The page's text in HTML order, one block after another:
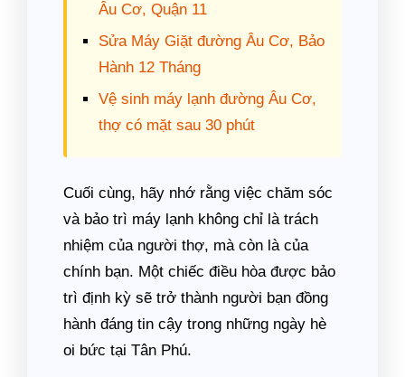
Âu Cơ, Quận 11
Sửa Máy Giặt đường Âu Cơ, Bảo
Hành 12 Tháng
Vệ sinh máy lạnh đường Âu Cơ,
thợ có mặt sau 30 phút
Cuối cùng, hãy nhớ rằng việc chăm sóc
và bảo trì máy lạnh không chỉ là trách
nhiệm của người thợ, mà còn là của
chính bạn. Một chiếc điều hòa được bảo
trì định kỳ sẽ trở thành người bạn đồng
hành đáng tin cậy trong những ngày hè
oi bức tại Tân Phú.